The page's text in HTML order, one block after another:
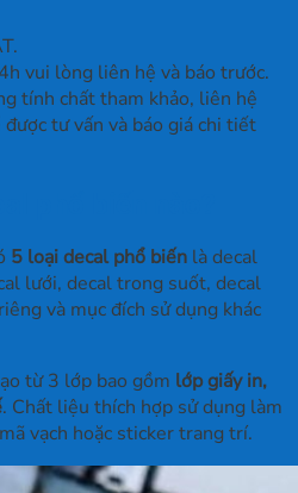
vui lòng liên hệ và báo trước.
tính chất tham khảo, liên hệ
tư vấn và báo giá chi tiết
5 loại decal phổ biến là decal
lưới, decal trong suốt, decal
và mục đích sử dụng khác
từ 3 lớp bao gồm lớp giấy in,
. Chất liệu thích hợp sử dụng làm
vạch hoặc sticker trang trí.